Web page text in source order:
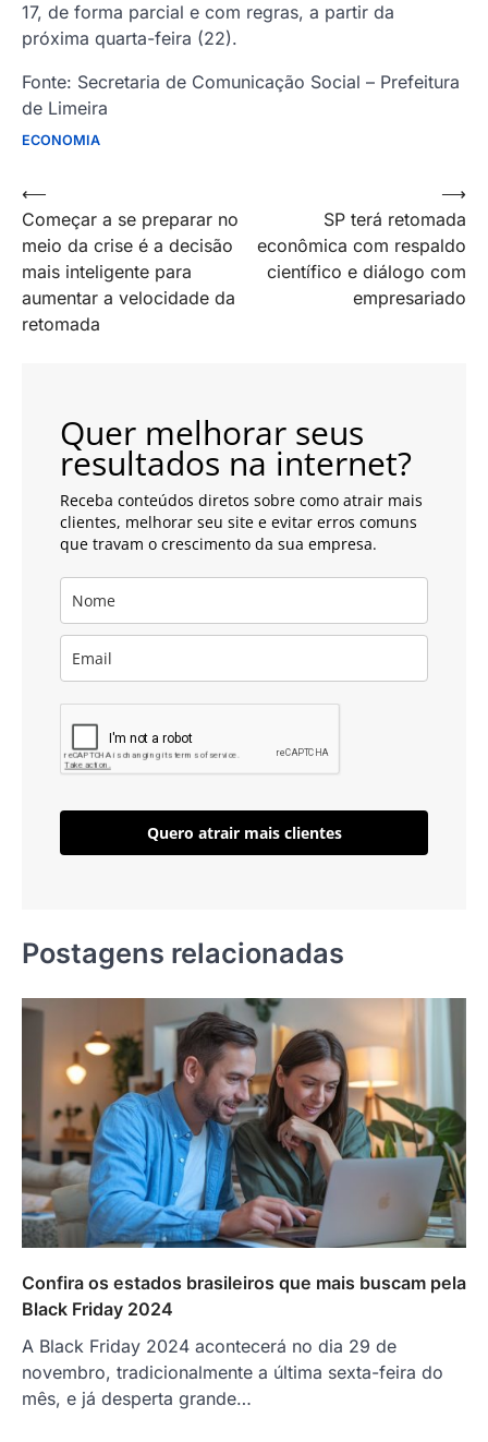
17, de forma parcial e com regras, a partir da
próxima quarta-feira (22).
Fonte: Secretaria de Comunicação Social – Prefeitura
de Limeira
ECONOMIA
Navegação
de
artigos
⟵
Começar a se preparar no
meio da crise é a decisão
mais inteligente para
aumentar a velocidade da
retomada
SP terá retomada
econômica com respaldo
científico e diálogo com
empresariado
⟶
Quer melhorar seus
resultados na internet?
Receba conteúdos diretos sobre como atrair mais
clientes, melhorar seu site e evitar erros comuns
que travam o crescimento da sua empresa.
Quero atrair mais clientes
Postagens relacionadas
Confira os estados brasileiros que mais buscam pela
Black Friday 2024
A Black Friday 2024 acontecerá no dia 29 de
novembro, tradicionalmente a última sexta-feira do
mês, e já desperta grande…